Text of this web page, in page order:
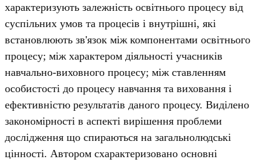
характеризують залежність освітнього процесу від
суспільних умов та процесів і внутрішні, які
встановлюють зв'язок між компонентами освітнього
процесу; між характером діяльності учасників
навчально-виховного процесу; між ставленням
особистості до процесу навчання та виховання і
ефективністю результатів даного процесу. Виділено
закономірності в аспекті вирішення проблеми
дослідження що спираються на загальнолюдські
цінності. Автором схарактеризовано основні